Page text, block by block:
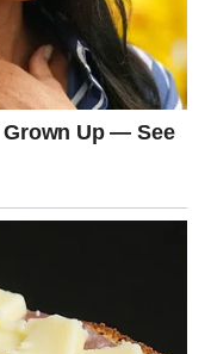
od đumbira protiv
prema dolje
Primjena: Obilno
večer prije